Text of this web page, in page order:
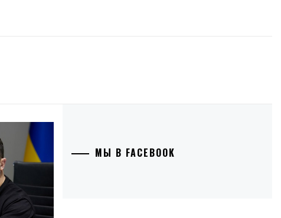
МЫ В FACEBOOK